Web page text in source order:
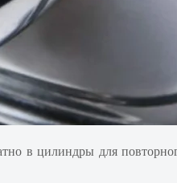
в цилиндры для